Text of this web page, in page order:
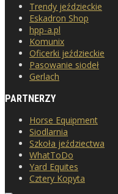
Trendy jeździeckie
Eskadron Shop
hpp-a.pl
Komunix
Oficerki jeździeckie
Pasowanie siodeł
Gerlach
PARTNERZY
Horse Equipment
Siodlarnia
Szkoła jeździectwa
WhatToDo
Yard Equites
Cztery Kopyta